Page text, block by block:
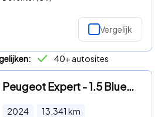
Vergelijk
40+ autosites
Peugeot Expert - 1.5 BlueHDi 120 S&S L3 | 2 zitplaatsen rechtsvoor | Airco |
2024 13.341 km